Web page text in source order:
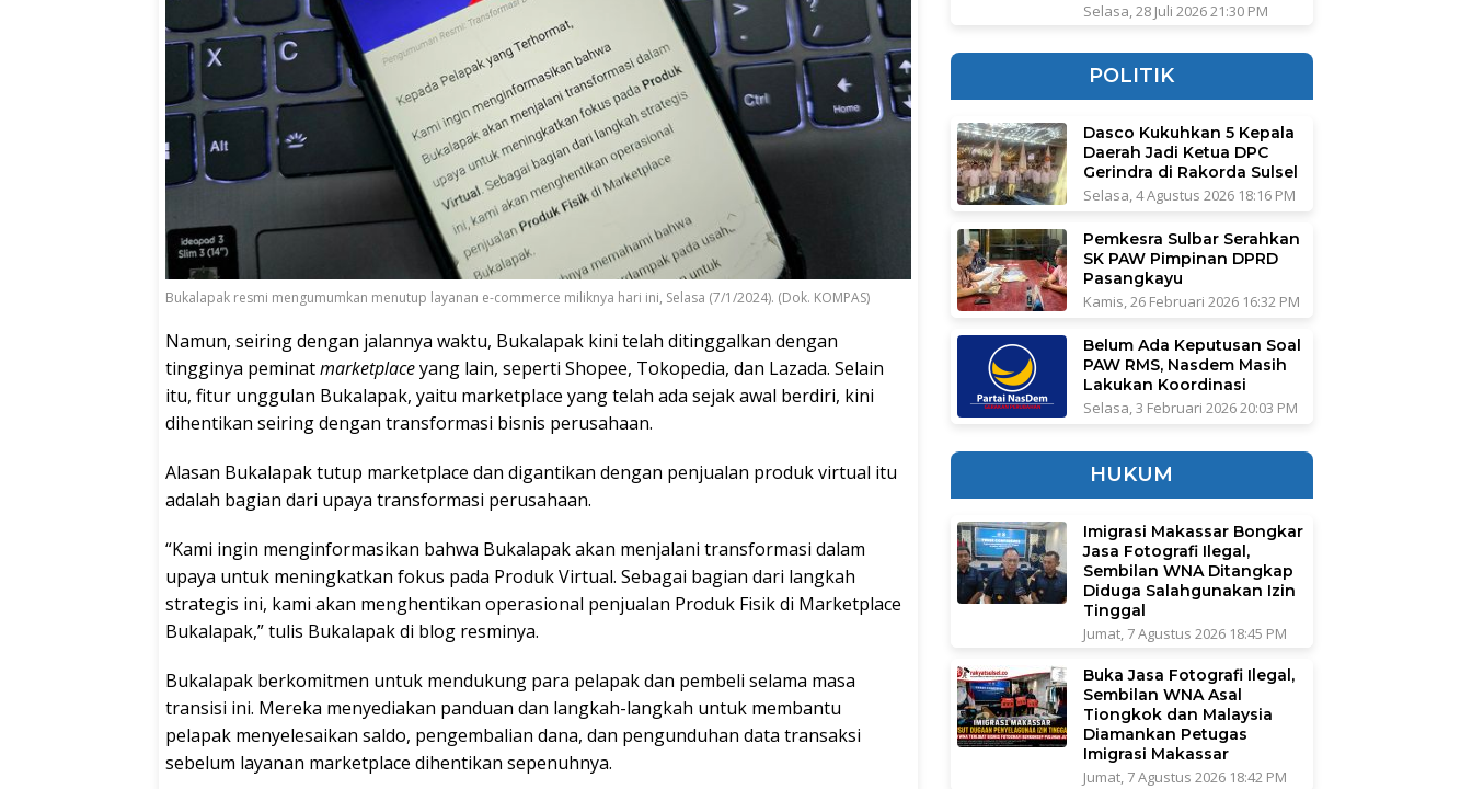
Bukalapak resmi mengumumkan menutup layanan e-commerce miliknya hari ini, Selasa (7/1/2024). (Dok. KOMPAS)
Namun, seiring dengan jalannya waktu, Bukalapak kini telah ditinggalkan dengan
tingginya peminatmarketplaceyang lain, seperti Shopee, Tokopedia, dan Lazada. Selain
itu, fitur unggulan Bukalapak, yaitu marketplace yang telah ada sejak awal berdiri, kini
dihentikan seiring dengan transformasi bisnis perusahaan.
Alasan Bukalapak tutup marketplace dan digantikan dengan penjualan produk virtual itu
adalah bagian dari upaya transformasi perusahaan.
“Kami ingin menginformasikan bahwa Bukalapak akan menjalani transformasi dalam
upaya untuk meningkatkan fokus pada Produk Virtual. Sebagai bagian dari langkah
strategis ini, kami akan menghentikan operasional penjualan Produk Fisik di Marketplace
Bukalapak,” tulis Bukalapak di blog resminya.
Bukalapak berkomitmen untuk mendukung para pelapak dan pembeli selama masa
transisi ini. Mereka menyediakan panduan dan langkah-langkah untuk membantu
pelapak menyelesaikan saldo, pengembalian dana, dan pengunduhan data transaksi
sebelum layanan marketplace dihentikan sepenuhnya.
Selasa, 28 Juli 2026 21:30 PM
POLITIK
Dasco Kukuhkan 5 Kepala
Daerah Jadi Ketua DPC
Gerindra di Rakorda Sulsel
Selasa, 4 Agustus 2026 18:16 PM
Pemkesra Sulbar Serahkan
SK PAW Pimpinan DPRD
Pasangkayu
Kamis, 26 Februari 2026 16:32 PM
Belum Ada Keputusan Soal
PAW RMS, Nasdem Masih
Lakukan Koordinasi
Selasa, 3 Februari 2026 20:03 PM
HUKUM
Imigrasi Makassar Bongkar
Jasa Fotografi Ilegal,
Sembilan WNA Ditangkap
Diduga Salahgunakan Izin
Tinggal
Jumat, 7 Agustus 2026 18:45 PM
Buka Jasa Fotografi Ilegal,
Sembilan WNA Asal
Tiongkok dan Malaysia
Diamankan Petugas
Imigrasi Makassar
Jumat, 7 Agustus 2026 18:42 PM